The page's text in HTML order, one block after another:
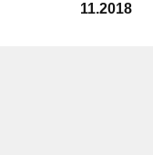
11.2018